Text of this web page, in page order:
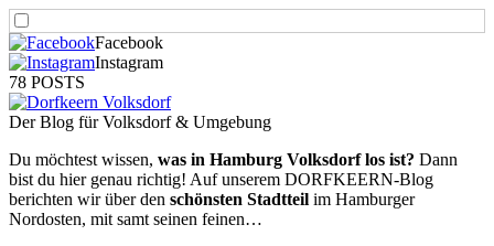
Facebook
Instagram
78 POSTS
Der Blog für Volksdorf & Umgebung
Du möchtest wissen, was in Hamburg Volksdorf los ist? Dann
bist du hier genau richtig! Auf unserem DORFKEERN-Blog
berichten wir über den schönsten Stadtteil im Hamburger
Nordosten, mit samt seinen feinen…